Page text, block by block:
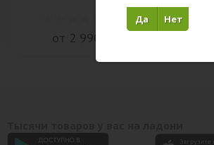
от 2 990 ₸
Нет
Да